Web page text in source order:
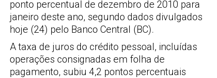
ponto percentual de dezembro de 2010 para
janeiro deste ano, segundo dados divulgados
hoje (24) pelo Banco Central (BC).
A taxa de juros do crédito pessoal, incluídas
operações consignadas em folha de
pagamento, subiu 4,2 pontos percentuais